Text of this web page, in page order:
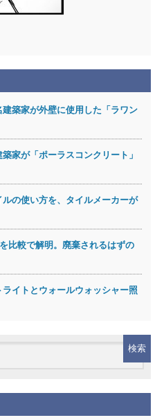
築家が外壁に使用した「ラワン
家が「ポーラスコンクリート」
の使い方を、タイルメーカーが
比較で解明。廃棄されるはずの
イトとウォールウォッシャー照